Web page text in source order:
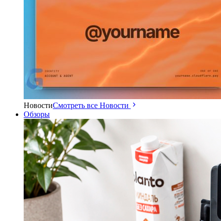
НовостиСмотреть все Новости
Обзоры